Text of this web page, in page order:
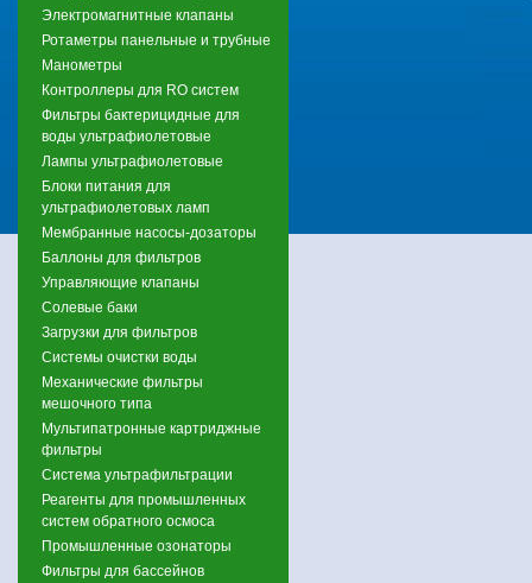
Электромагнитные клапаны
Ротаметры панельные и трубные
Манометры
Контроллеры для RO систем
Фильтры бактерицидные для
воды ультрафиолетовые
Лампы ультрафиолетовые
Блоки питания для
ультрафиолетовых ламп
Мембранные насосы-дозаторы
Баллоны для фильтров
Управляющие клапаны
Солевые баки
Загрузки для фильтров
Системы очистки воды
Механические фильтры
мешочного типа
Мультипатронные картриджные
фильтры
Система ультрафильтрации
Реагенты для промышленных
систем обратного осмоса
Промышленные озонаторы
Фильтры для бассейнов